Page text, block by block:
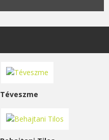
Téveszme